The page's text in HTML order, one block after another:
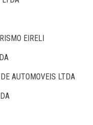
EIRELI
AUTOMOVEIS LTDA